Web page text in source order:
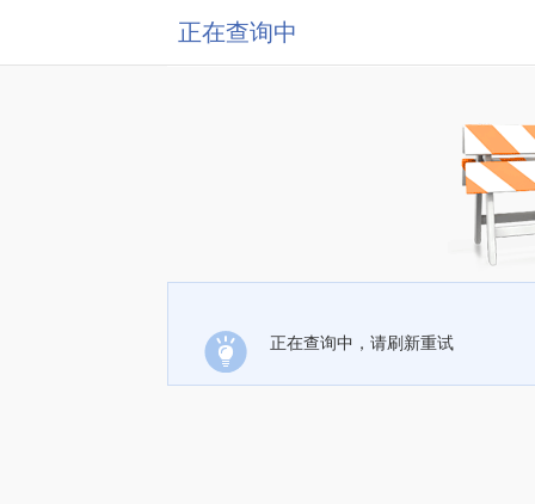
正在查询中
正在查询中，请刷新重试